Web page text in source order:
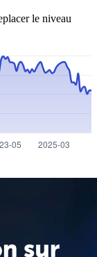
le niveau